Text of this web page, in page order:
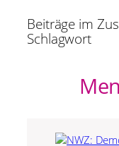
Beiträge im
Schlagwort